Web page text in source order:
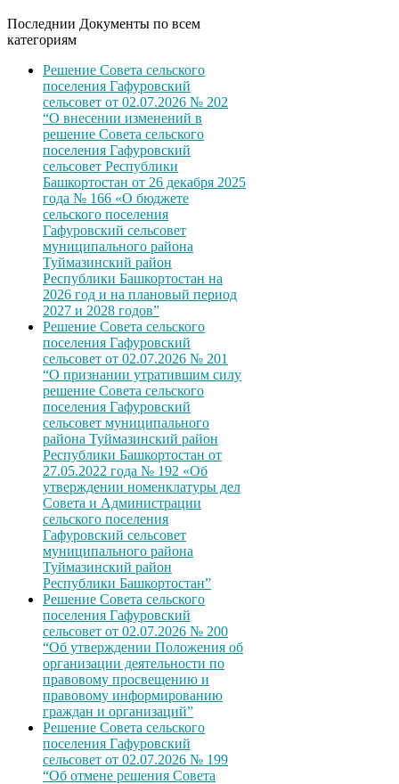
Последнии Документы по всем
категориям
Решение Совета сельского
поселения Гафуровский
сельсовет от 02.07.2026 № 202
“О внесении изменений в
решение Совета сельского
поселения Гафуровский
сельсовет Республики
Башкортостан от 26 декабря 2025
года № 166 «О бюджете
сельского поселения
Гафуровский сельсовет
муниципального района
Туймазинский район
Республики Башкортостан на
2026 год и на плановый период
2027 и 2028 годов”
Решение Совета сельского
поселения Гафуровский
сельсовет от 02.07.2026 № 201
“О признании утратившим силу
решение Совета сельского
поселения Гафуровский
сельсовет муниципального
района Туймазинский район
Республики Башкортостан от
27.05.2022 года № 192 «Об
утверждении номенклатуры дел
Совета и Администрации
сельского поселения
Гафуровский сельсовет
муниципального района
Туймазинский район
Республики Башкортостан”
Решение Совета сельского
поселения Гафуровский
сельсовет от 02.07.2026 № 200
“Об утверждении Положения об
организации деятельности по
правовому просвещению и
правовому информированию
граждан и организаций”
Решение Совета сельского
поселения Гафуровский
сельсовет от 02.07.2026 № 199
“Об отмене решения Совета